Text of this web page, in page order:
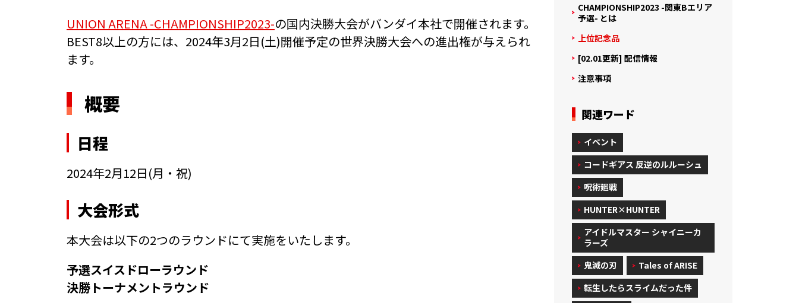
UNION ARENA -CHAMPIONSHIP2023-の国内決勝大会がバンダイ本社で開催されます。
BEST8以上の方には、2024年3月2日(土)開催予定の世界決勝大会への進出権が与えられ
ます。
概要
日程
2024年2月12日(月・祝)
大会形式
本大会は以下の2つのラウンドにて実施をいたします。
予選スイスドローラウンド
決勝トーナメントラウンド
CHAMPIONSHIP2023 -関東Bエリア
予選- とは
上位記念品
[02.01更新] 配信情報
注意事項
関連ワード
イベント
コードギアス 反逆のルルーシュ
呪術廻戦
HUNTER×HUNTER
アイドルマスター シャイニーカ
ラーズ
鬼滅の刃
Tales of ARISE
転生したらスライムだった件